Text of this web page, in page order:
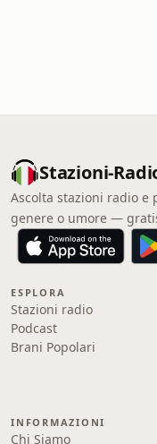
Stazioni-
Ascolta stazioni radio e
genere o umore —
ESPLORA
Stazioni radio
Podcast
Brani Popolari
INFORMAZIONI
Chi Siamo